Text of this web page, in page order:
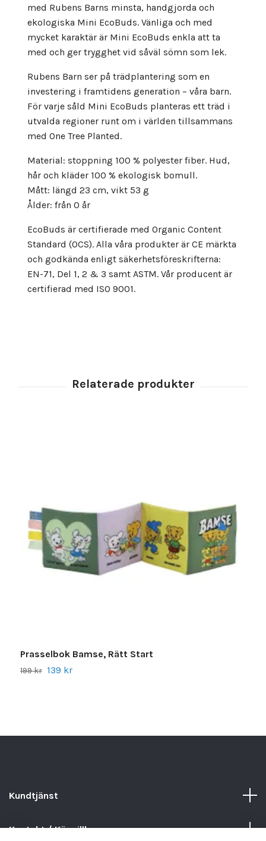
med Rubens Barns minsta, handgjorda och
ekologiska Mini EcoBuds. Vänliga och med
mycket karaktär är Mini EcoBuds enkla att ta
med och ger trygghet vid såväl sömn som lek.
Rubens Barn ser på trädplantering som en
investering i framtidens generation – våra barn.
För varje såld Mini EcoBuds planteras ett träd i
utvalda regioner runt om i världen tillsammans
med One Tree Planted.
Material: stoppning 100 % polyester fiber. Hud,
hår och kläder 100 % ekologisk bomull.
Mått: längd 23 cm, vikt 53 g
Ålder: från 0 år
EcoBuds är certifierade med Organic Content
Standard (OCS). Alla våra produkter är CE märkta
och godkända enligt säkerhetsföreskrifterna:
EN-71, Del 1, 2 & 3 samt ASTM. Vår producent är
certifierad med ISO 9001.
Prasselbok Bamse, Rätt Start
199 kr 139 kr
Kundtjänst
Kontakt / Köpvillkor